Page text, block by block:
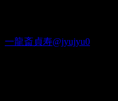
一龍斎貞寿@jyujyu0